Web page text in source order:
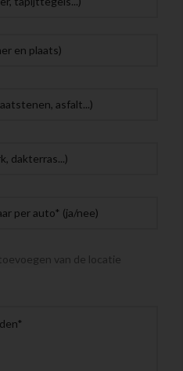
van de locatie